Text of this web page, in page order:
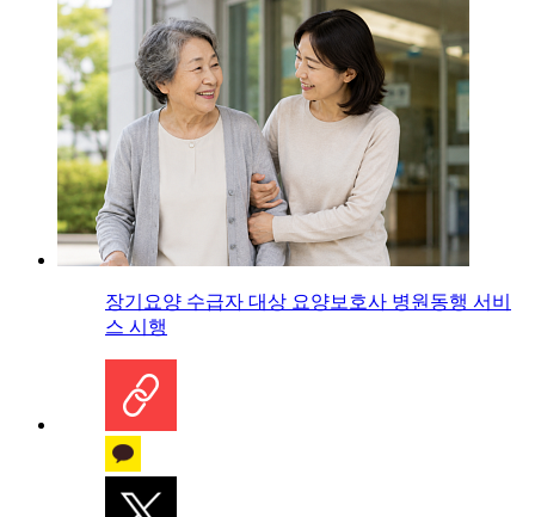
장기요양 수급자 대상 요양보호사 병원동행 서비
스 시행